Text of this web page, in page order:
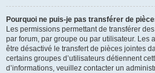
Pourquoi ne puis-je pas transférer de
Les permissions permettant de transférer
par forum, par groupe ou par utilisateur. Les
être désactivé le transfert de pièces jointes
certains groupes d’utilisateurs détiennent
d’informations, veuillez contacter un